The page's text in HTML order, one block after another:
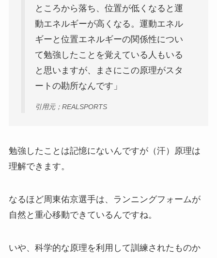
ところから落ち、位置が低くなると運
動エネルギーが高くなる。運動エネル
ギーと位置エネルギーの関係性につい
て勉強したことを覚えている人もいる
と思いますが、まさにこの原理がスタ
ートの勘所なんです」
引用元；REALSPORTS
勉強したことは記憶にないんですが（汗）原理は
理解できます。
なるほど周東佑京選手は、ランニングフォームが
自然と重心移動できているんですね。
いや、科学的な原理を利用して訓練されたものか